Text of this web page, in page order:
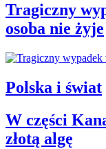
Tragiczny
osoba nie żyje
Polska i świat
W części
złotą algę